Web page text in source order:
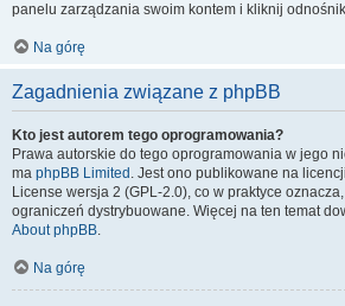
panelu zarządzania swoim kontem i kliknij
Na górę
Zagadnienia związane z phpBB
Kto jest autorem tego oprogramowania?
Prawa autorskie do tego oprogramowania w jego
ma phpBB Limited . Jest ono publikowane na
License wersja 2 (GPL-2.0), co w praktyce
ograniczeń dystrybuowane. Więcej na ten temat
About phpBB.
Na górę